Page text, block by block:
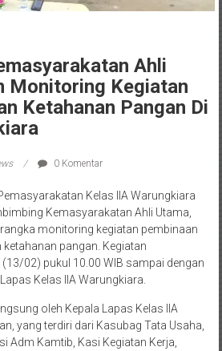
Ahli
Monitoring Kegiatan
Ketahanan Pangan Di
0 Komentar
Kelas IIA Warungkiara
Kemasyarakatan Ahli Utama,
monitoring kegiatan pembinaan
pangan. Kegiatan
02) pukul 10.00 WIB sampai dengan
Kelas IIA Warungkiara.
oleh Kepala Lapas Kelas IIA
yang terdiri dari Kasubag Tata Usaha,
Adm Kamtib, Kasi Kegiatan Kerja,